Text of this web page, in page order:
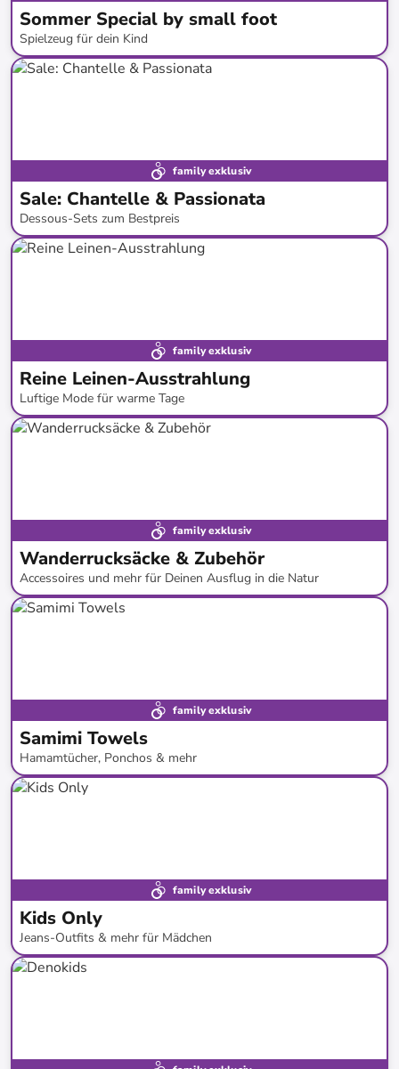
Sommer Special by small foot
Spielzeug für dein Kind
bis-43%*
family exklusiv
Sale: Chantelle & Passionata
Dessous-Sets zum Bestpreis
bis-61%* SALE
family exklusiv
Reine Leinen-Ausstrahlung
Luftige Mode für warme Tage
bis-72%* Bestseller Naturfasern
family exklusiv
Wanderrucksäcke & Zubehör
Accessoires und mehr für Deinen Ausflug in die Natur
bis-75%*
family exklusiv
Samimi Towels
Hamamtücher, Ponchos & mehr
bis- 71%*
family exklusiv
Kids Only
Jeans-Outfits & mehr für Mädchen
bis-42%*